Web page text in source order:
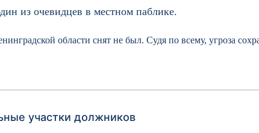
из очевидцев в местном паблике.
области снят не был. Судя по всему, угроза
участки должников